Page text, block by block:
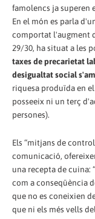
famolencs ja superen
En el món es parla
comportat l'augment
29/30, ha situat a les
taxes de precarietat
desigualtat social
riquesa produïda en
posseeix ni un terç
persones).
Els “mitjans de
comunicació,
una recepta de cuina:
com a conseqüència
que no es coneixien
que ni els més vells